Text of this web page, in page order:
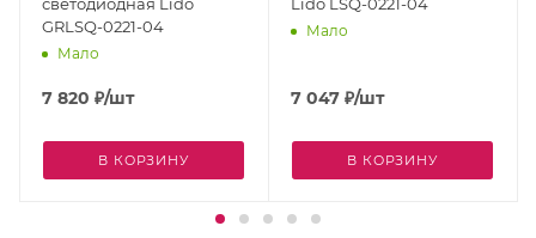
GRLSQ-0221-04
Мало
7 820 ₽/шт
В КОРЗИНУ
Мало
7 047 ₽/шт
В КОРЗИНУ